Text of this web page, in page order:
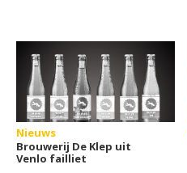
Nieuws
Brouwerij De Klep uit
Venlo failliet